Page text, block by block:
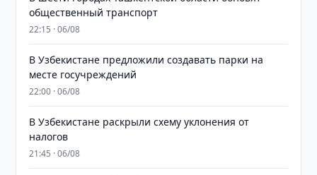
общественный транспорт
22:15 · 06/08
В Узбекистане предложили создавать парки на
месте госучреждений
22:00 · 06/08
В Узбекистане раскрыли схему уклонения от
налогов
21:45 · 06/08